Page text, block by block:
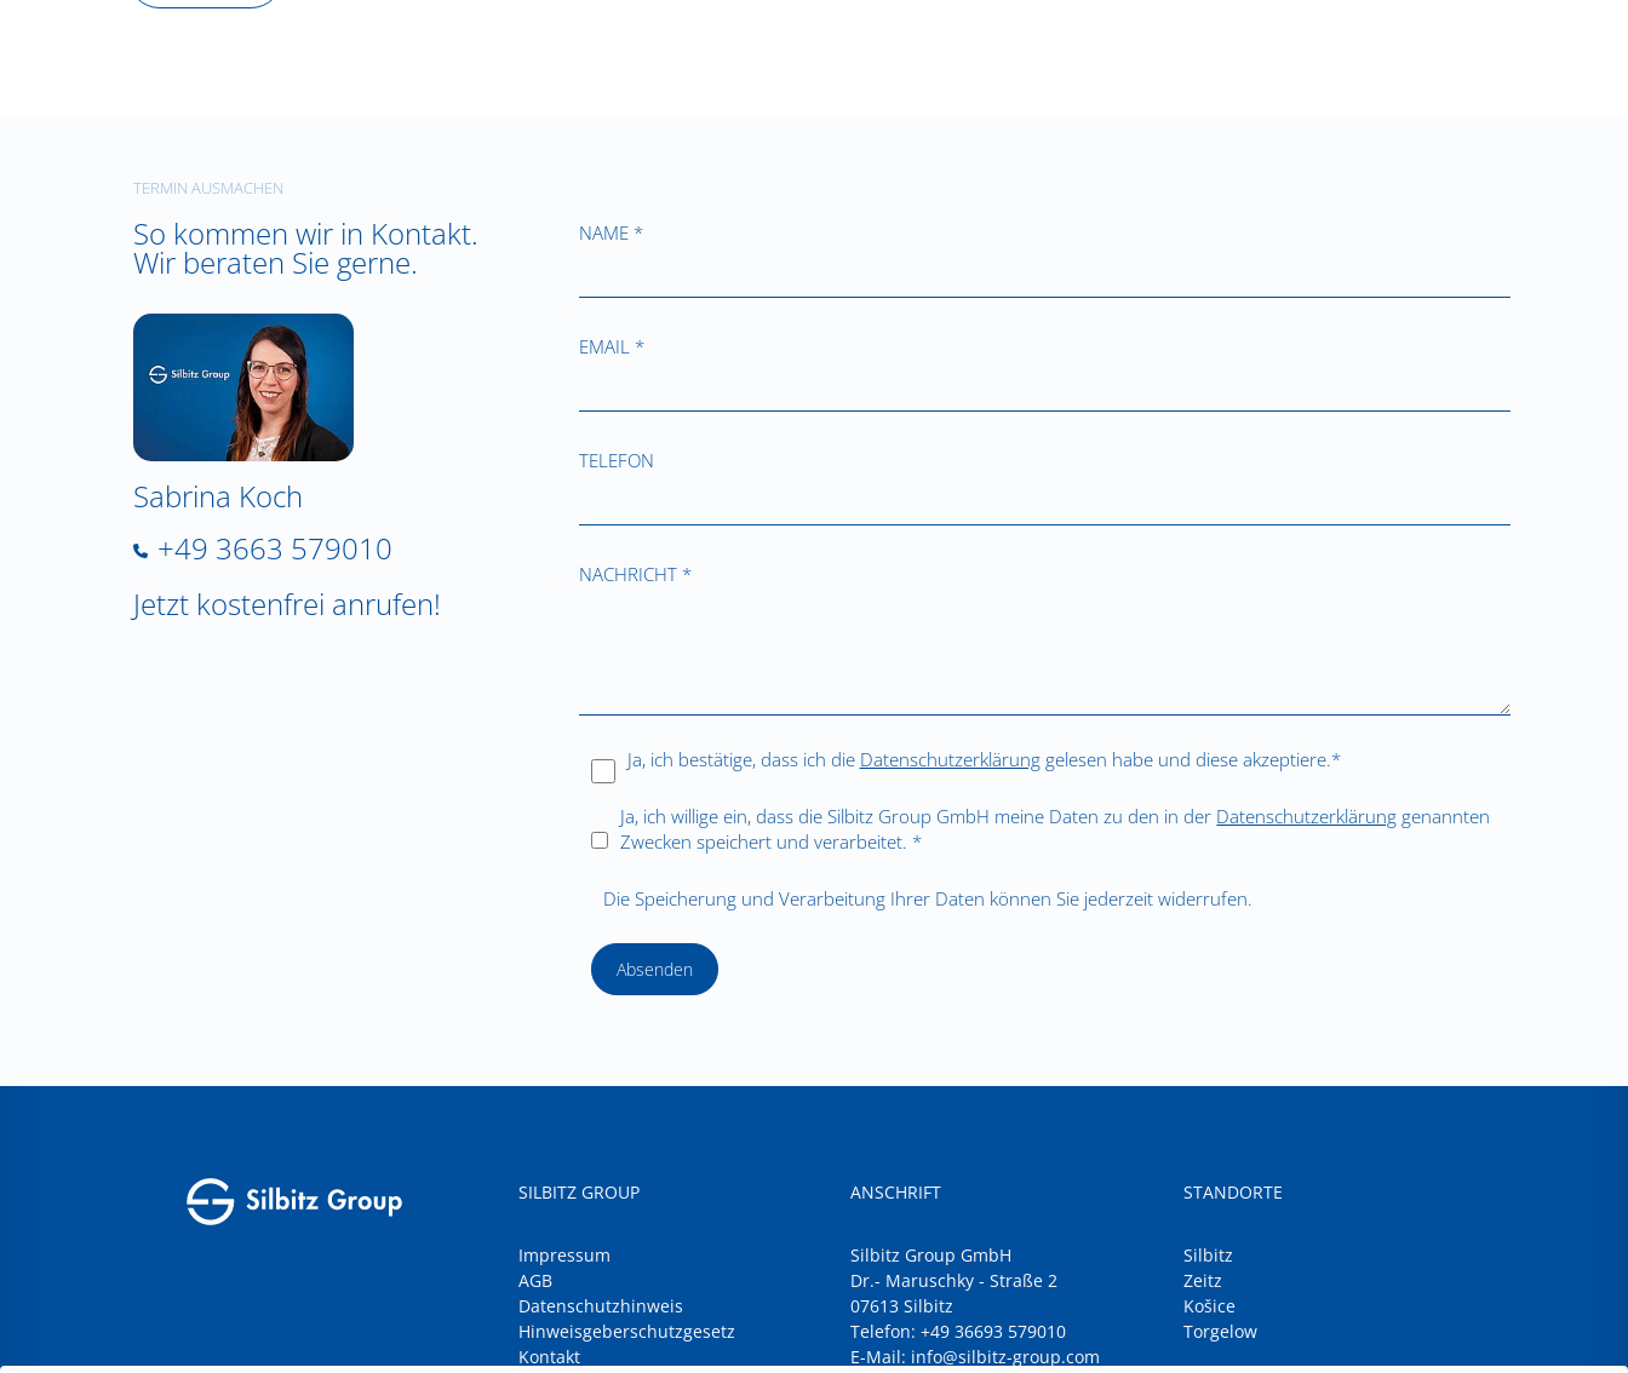
TERMIN AUSMACHEN
So kommen wir in Kontakt.
Wir beraten Sie gerne.
Sabrina Koch
+49 3663 579010
Jetzt kostenfrei anrufen!
NAME *
EMAIL *
TELEFON
NACHRICHT *
Ja, ich bestätige, dass ich die Datenschutzerklärunggelesen habe und diese akzeptiere.*
Ja, ich willige ein, dass die Silbitz Group GmbH meine Daten zu den in der Datenschutzerklärung genannten
Zwecken speichert und verarbeitet. *
Die Speicherung und Verarbeitung Ihrer Daten können Sie jederzeit widerrufen.
Absenden
SILBITZ GROUP
Impressum
AGB
Datenschutzhinweis
Hinweisgeberschutzgesetz
Kontakt
ANSCHRIFT
Silbitz Group GmbH
Dr.- Maruschky - Straße 2
07613 Silbitz
Telefon: +49 36693 579010
E-Mail: info@silbitz-group.com
STANDORTE
Silbitz
Zeitz
Košice
Torgelow